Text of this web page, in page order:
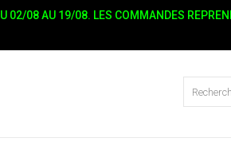
02/08 AU 19/08. LES COMMANDES